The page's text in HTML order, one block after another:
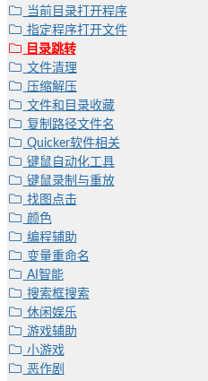
当前目录打开程序
指定程序打开文件
目录跳转
文件清理
压缩解压
文件和目录收藏
复制路径文件名
Quicker软件相关
键鼠自动化工具
键鼠录制与重放
找图点击
颜色
编程辅助
变量重命名
AI智能
搜索框搜索
休闲娱乐
游戏辅助
小游戏
恶作剧